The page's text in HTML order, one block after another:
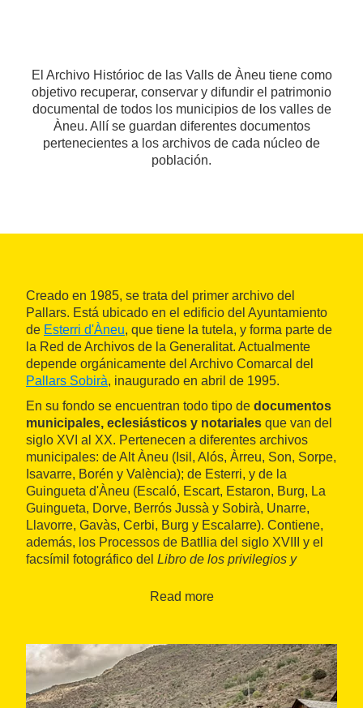
El Archivo Histórioc de las Valls de Àneu tiene como
objetivo recuperar, conservar y difundir el patrimonio
documental de todos los municipios de los valles de
Àneu. Allí se guardan diferentes documentos
pertenecientes a los archivos de cada núcleo de
población.
Creado en 1985, se trata del primer archivo del
Pallars. Está ubicado en el edificio del Ayuntamiento
de Esterri d'Àneu, que tiene la tutela, y forma parte de
la Red de Archivos de la Generalitat. Actualmente
depende orgánicamente del Archivo Comarcal del
Pallars Sobirà, inaugurado en abril de 1995.
En su fondo se encuentran todo tipo de documentos
municipales, eclesiásticos y notariales que van del
siglo XVI al XX. Pertenecen a diferentes archivos
municipales: de Alt Àneu (Isil, Alós, Àrreu, Son, Sorpe,
Isavarre, Borén y València); de Esterri, y de la
Guingueta d'Àneu (Escaló, Escart, Estaron, Burg, La
Guingueta, Dorve, Berrós Jussà y Sobirà, Unarre,
Llavorre, Gavàs, Cerbi, Burg y Escalarre). Contiene,
además, los Processos de Batllia del siglo XVIII y el
facsímil fotográfico del Libro de los privilegios y
Read more